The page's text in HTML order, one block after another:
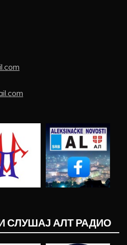
СЛУШАЈ АЛТ РАДИО